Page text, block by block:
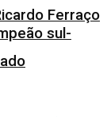
Ferraço
sul-